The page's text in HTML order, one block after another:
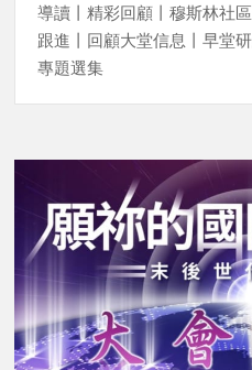
導讀丨精彩回顧丨穆斯林社
跟進丨回顧大堂信息丨早堂
專題選集